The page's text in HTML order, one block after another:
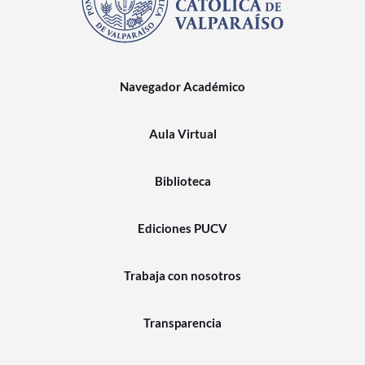
Navegador Académico
Aula Virtual
Biblioteca
Ediciones PUCV
Trabaja con nosotros
Transparencia